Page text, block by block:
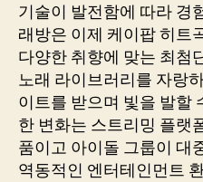
기술이 발전함에 따라 경
래방은 이제 케이팝 히트
다양한 취향에 맞는 최첨
노래 라이브러리를 자랑
이트를 받으며 빛을 발할
한 변화는 스트리밍 플랫
품이고 아이돌 그룹이 대
역동적인 엔터테인먼트